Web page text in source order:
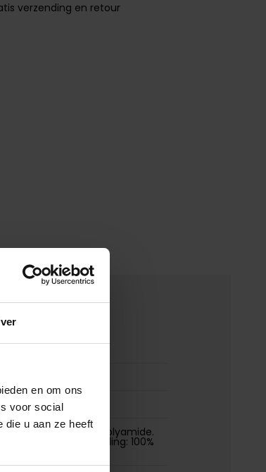
en om ons
voor social
die u aan ze heeft
verzending en retour
80% wol en 20% polyamide.
100% polyamide. Vulling: 100%